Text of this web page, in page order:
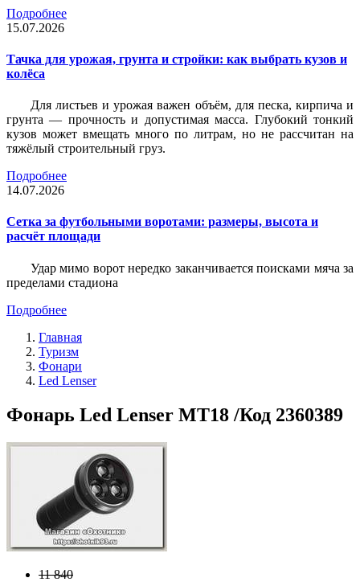
Подробнее
15.07.2026
Тачка для урожая, грунта и стройки: как выбрать кузов и
колёса
Для листьев и урожая важен объём, для песка, кирпича и
грунта — прочность и допустимая масса. Глубокий тонкий
кузов может вмещать много по литрам, но не рассчитан на
тяжёлый строительный груз.
Подробнее
14.07.2026
Сетка за футбольными воротами: размеры, высота и
расчёт площади
Удар мимо ворот нередко заканчивается поисками мяча за
пределами стадиона
Подробнее
Главная
Туризм
Фонари
Led Lenser
Фонарь Led Lenser MT18 /Код 2360389
11 840